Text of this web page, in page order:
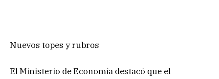
Nuevos topes y rubros
El Ministerio de Economía destacó que el